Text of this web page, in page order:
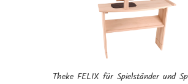
Theke FELIX für Spielständer und